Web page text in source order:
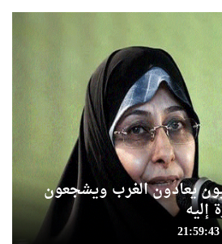
يعادون الغرب ويشجعون
إليه